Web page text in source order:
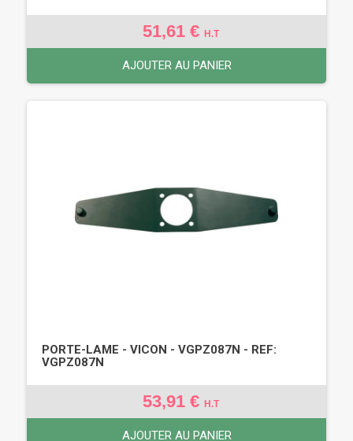
51,61 € H.T
AJOUTER AU PANIER
PORTE-LAME - VICON - VGPZ087N - REF:
VGPZ087N
53,91 € H.T
AJOUTER AU PANIER